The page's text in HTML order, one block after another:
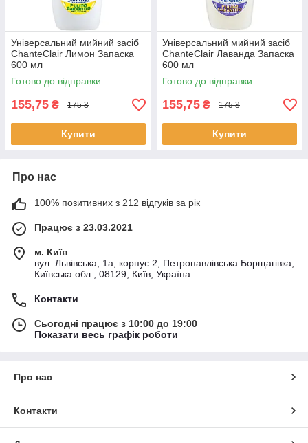
Універсальний мийний засіб
ChanteClair Лимон Запаска
600 мл
Готово до відправки
155,75 ₴ 175 ₴
Купити
Універсальний мийний засіб
ChanteClair Лаванда Запаска
600 мл
Готово до відправки
155,75 ₴ 175 ₴
Купити
Про нас
100% позитивних з 212 відгуків за рік
Працює з 23.03.2021
м. Київ
вул. Львівська, 1а, корпус 2, Петропавлівська Борщагівка,
Київська обл., 08129, Київ, Україна
Контакти
Сьогодні працює з 10:00 до 19:00
Показати весь графік роботи
Про нас
Контакти